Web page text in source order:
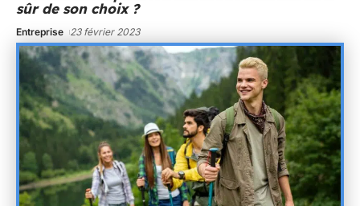
sûr de son choix ?
Entreprise 23 février 2023